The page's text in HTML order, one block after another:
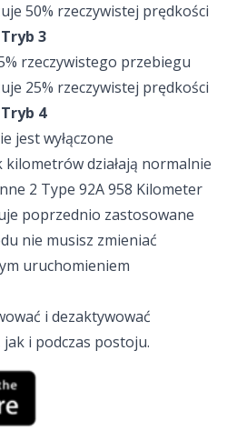
50% rzeczywistej prędkości
Tryb 3
rzeczywistego przebiegu
25% rzeczywistej prędkości
Tryb 4
jest wyłączone
działają normalnie
2 Type 92A 958 Kilometer
poprzednio zastosowane
nie musisz zmieniać
uruchomieniem
i dezaktywować
i podczas postoju.